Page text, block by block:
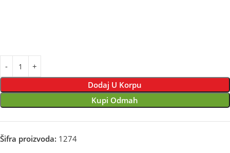
Dodaj U Korpu
Kupi Odmah
Šifra proizvoda: 1274